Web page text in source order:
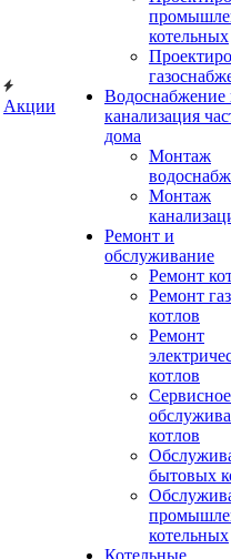
Акции
котельных
Водоснабжение
канализация
дома
Монтаж
Монтаж
Ремонт и
обслуживание
Ремонт
Ремонт
котлов
Ремонт
котлов
Сервисное
котлов
бытовых
котельных
Котельные